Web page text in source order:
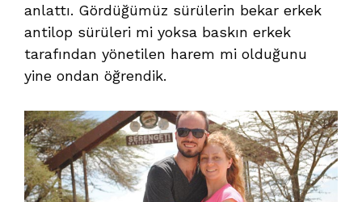
anlattı. Gördüğümüz sürülerin bekar erkek
antilop sürüleri mi yoksa baskın erkek
tarafından yönetilen harem mi olduğunu
yine ondan öğrendik.